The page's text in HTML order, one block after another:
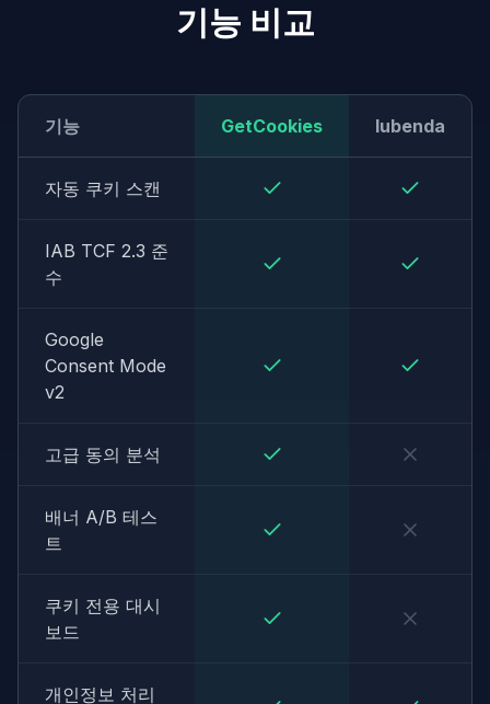
기능 비교
기능 GetCookies Iubenda
자동 쿠키 스캔
IAB TCF 2.3 준
수
Google
Consent Mode
v2
고급 동의 분석
배너 A/B 테스
트
쿠키 전용 대시
보드
개인정보 처리